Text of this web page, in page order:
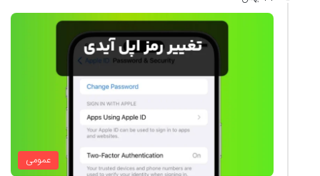
عمومی